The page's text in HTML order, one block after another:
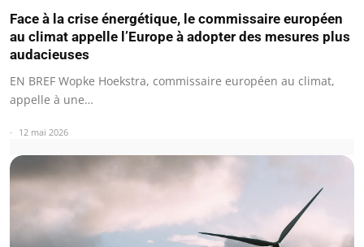
Face à la crise énergétique, le commissaire européen
au climat appelle l’Europe à adopter des mesures plus
audacieuses
EN BREF Wopke Hoekstra, commissaire européen au climat,
appelle à une…
12 mai 2026